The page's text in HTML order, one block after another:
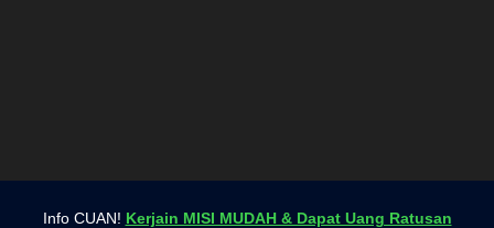
Info CUAN! Kerjain MISI MUDAH & Dapat Uang Ratusan